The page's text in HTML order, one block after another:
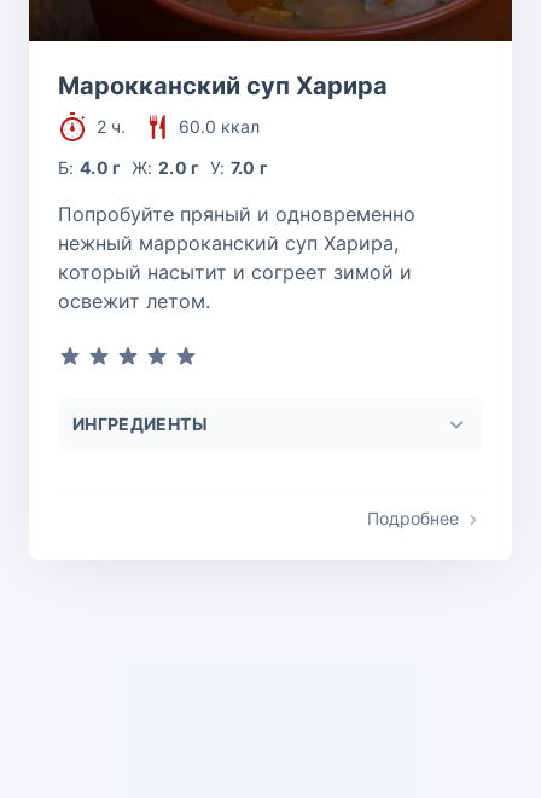
Марокканский суп Харира
2 ч.
60.0 ккал
Б:4.0 г Ж: 2.0 г У: 7.0 г
Попробуйте пряный и одновременно
нежный марроканский суп Харира,
который насытит и согреет зимой и
освежит летом.
ИНГРЕДИЕНТЫ
Подробнее